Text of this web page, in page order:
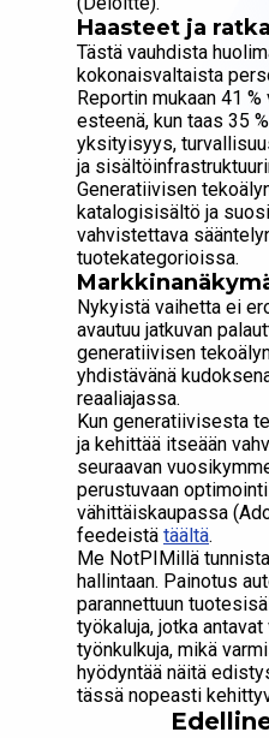
Haasteet ja
Tästä vauhdista
kokonaisvaltaista
Reportin mukaan 41
esteenä, kun taas 35
yksityisyys,
ja
Generatiivisen
katalogisisältö ja
vahvistettava
tuotekategorioissa.
Nykyistä vaihetta ei
avautuu jatkuvan
generatiivisen
yhdistävänä
reaaliajassa.
Kun generatiivisesta
ja kehittää itseään
seuraavan
perustuvaan
vähittäiskaupassa
feedeistä täältä.
Me NotPIMillä
hallintaan. Painotus
parannettuun
työkaluja, jotka
työnkulkuja, mikä
hyödyntää näitä
tässä nopeasti